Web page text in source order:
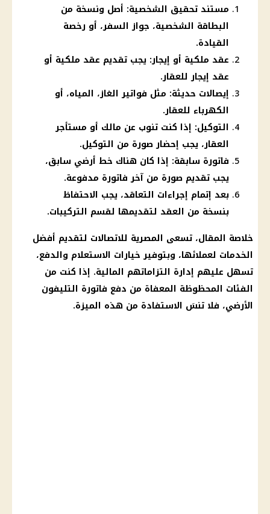
مستند تحقيق الشخصية: أصل ونسخة من
البطاقة الشخصية، جواز السفر، أو رخصة
القيادة.
عقد ملكية أو إيجار: يجب تقديم عقد ملكية أو
عقد إيجار للعقار.
إيصالات حديثة: مثل فواتير الغاز، المياه، أو
الكهرباء للعقار.
التوكيل: إذا كنت تنوب عن مالك أو مستأجر
العقار، يجب إحضار صورة من التوكيل.
فاتورة سابقة: إذا كان هناك خط أرضي سابق،
يجب تقديم صورة من آخر فاتورة مدفوعة.
بعد إتمام إجراءات التعاقد، يجب الاحتفاظ
بنسخة من العقد لتقديمها لقسم التركيبات.
خلاصة المقال، تسعى المصرية للاتصالات لتقديم أفضل
الخدمات لعملائها، وبتوفير خيارات الاستعلام والدفع،
تسهل عليهم إدارة التزاماتهم المالية. إذا كنت من
الفئات المحظوظة المعفاة من دفع فاتورة التليفون
الأرضي، فلا تنسَ الاستفادة من هذه الميزة.